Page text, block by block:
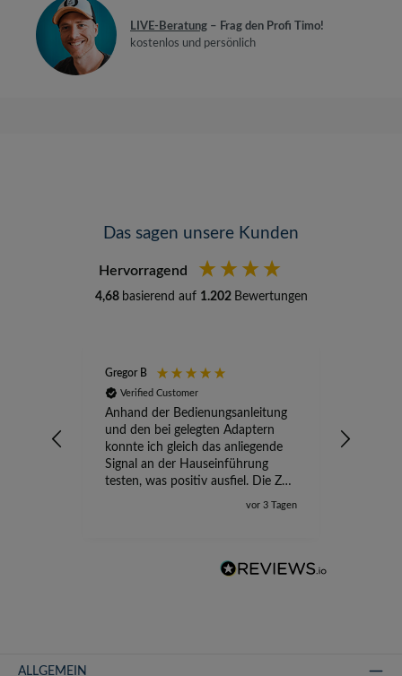
LIVE-Beratung – Frag den Profi Timo!
kostenlos und persönlich
Das sagen unsere Kunden
Hervorragend
4,68 basierend auf 1.202 Bewertungen
Gregor B
Verified Customer
Anhand der Bedienungsanleitung
und den bei gelegten Adaptern
konnte ich gleich das anliegende
Signal an der Hauseinführung
testen, was positiv ausfiel. Die Zeit
der Ungewissheit ist jetzt vorbei,
vor 3 Tagen
ALLGEMEIN